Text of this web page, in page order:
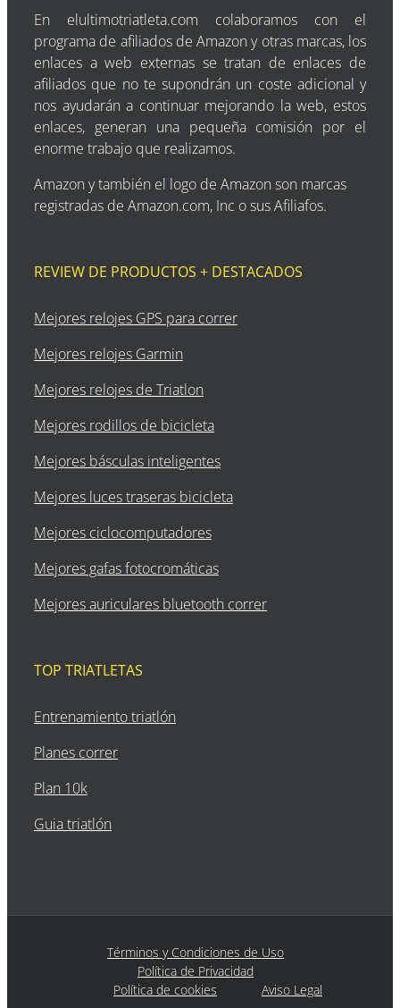
En elultimotriatleta.com colaboramos con el
programa de afiliados de Amazon y otras marcas, los
enlaces a web externas se tratan de enlaces de
afiliados que no te supondrán un coste adicional y
nos ayudarán a continuar mejorando la web, estos
enlaces, generan una pequeña comisión por el
enorme trabajo que realizamos.
Amazon y también el logo de Amazon son marcas
registradas de Amazon.com, Inc o sus Afiliafos.
REVIEW DE PRODUCTOS + DESTACADOS
Mejores relojes GPS para correr
Mejores relojes Garmin
Mejores relojes de Triatlon
Mejores rodillos de bicicleta
Mejores básculas inteligentes
Mejores luces traseras bicicleta
Mejores ciclocomputadores
Mejores gafas fotocromáticas
Mejores auriculares bluetooth correr
TOP TRIATLETAS
Entrenamiento triatlón
Planes correr
Plan 10k
Guia triatlón
Términos y Condiciones de Uso
Política de Privacidad
Política de cookies
Aviso Legal